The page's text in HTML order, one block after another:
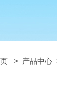
> 产品中心